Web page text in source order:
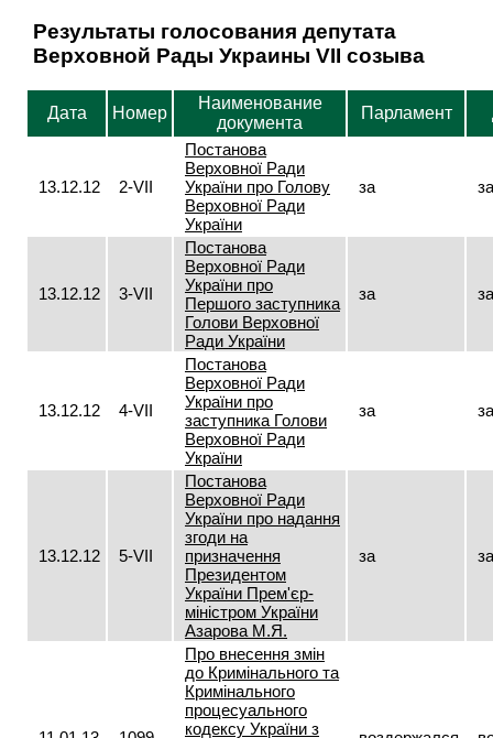
Результаты голосования депутата
Верховной Рады Украины VII созыва
Дата Номер
Наименование
документа
Парламент
13.12.12 2-VII
Постанова
Верховної Ради
України про Голову
Верховної Ради
України
за за
13.12.12 3-VII
Постанова
Верховної Ради
України про
Першого заступника
Голови Верховної
Ради України
за за
13.12.12 4-VII
Постанова
Верховної Ради
України про
заступника Голови
Верховної Ради
України
за за
13.12.12 5-VII
Постанова
Верховної Ради
України про надання
згоди на
призначення
Президентом
України Прем'єр-
міністром України
Азарова М.Я.
за за
Про внесення змін
до Кримінального та
Кримінального
процесуального
кодексу України з